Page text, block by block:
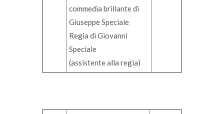
commedia brillante di
Giuseppe Speciale
Regia di Giovanni
Speciale
(assistente alla regia)